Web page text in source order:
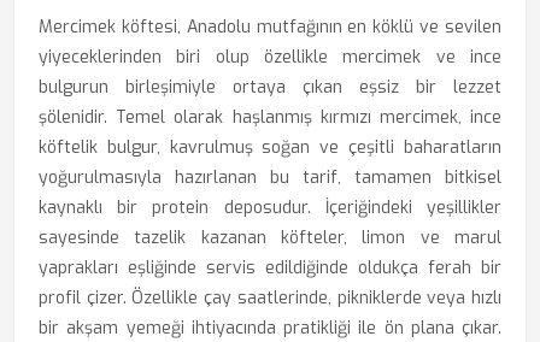
Mercimek köftesi, Anadolu mutfağının en köklü ve sevilen
yiyeceklerinden biri olup özellikle mercimek ve ince
bulgurun birleşimiyle ortaya çıkan eşsiz bir lezzet
şölenidir. Temel olarak haşlanmış kırmızı mercimek, ince
köftelik bulgur, kavrulmuş soğan ve çeşitli baharatların
yoğurulmasıyla hazırlanan bu tarif, tamamen bitkisel
kaynaklı bir protein deposudur. İçeriğindeki yeşillikler
sayesinde tazelik kazanan köfteler, limon ve marul
yaprakları eşliğinde servis edildiğinde oldukça ferah bir
profil çizer. Özellikle çay saatlerinde, pikniklerde veya hızlı
bir akşam yemeği ihtiyacında pratikliği ile ön plana çıkar.